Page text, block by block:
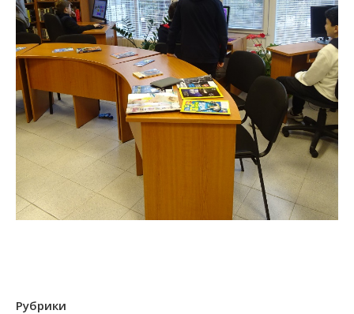
Рубрики